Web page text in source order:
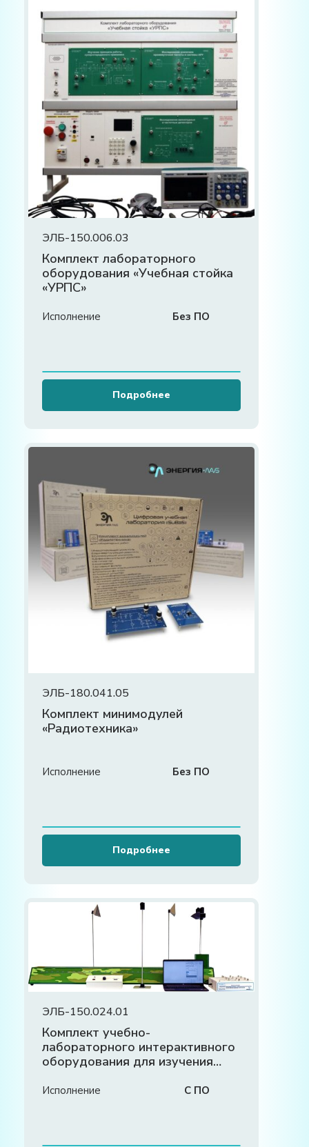
ЭЛБ-150.006.03
Комплект лабораторного
оборудования «Учебная стойка
«УРПС»
Исполнение Без ПО
Подробнее
ЭЛБ-180.041.05
Комплект минимодулей
«Радиотехника»
Исполнение Без ПО
Подробнее
ЭЛБ-150.024.01
Комплект учебно-
лабораторного интерактивного
оборудования для изучения
радиоэлектронной борьбы
Исполнение С ПО